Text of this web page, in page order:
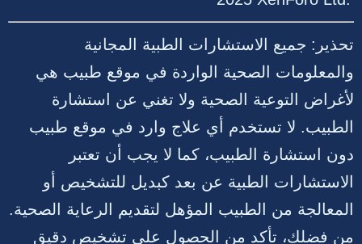
تحذير: جميع الاستشارات الطبية المجانية
والمعلومات الصحية الواردة في موقع طبيب هي
لأغراض التوعية الصحية ولا تغني عن استشارة
الطبيب. لا تستخدم أي علاج وارد في موقع طبيب
دون استشارة الطبيب، كما لا يجب أن تعتبر
الاستشارات الطبية عن بعد كبديل للتشخيص أو
المعالجة من الطبيب المؤهل لتقديم الرعاية الصحية.
من فضلك، تأكد من الحصول على تشخيص دقيق